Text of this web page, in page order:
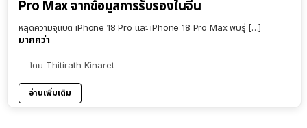
Pro Max จากข้อมูลการรับรองในจีน
หลุดความจุแบต iPhone 18 Pro และ iPhone 18 Pro Max พบรุ่ […]
มากกว่า
โดย Thitirath Kinaret
อ่านเพิ่มเติม